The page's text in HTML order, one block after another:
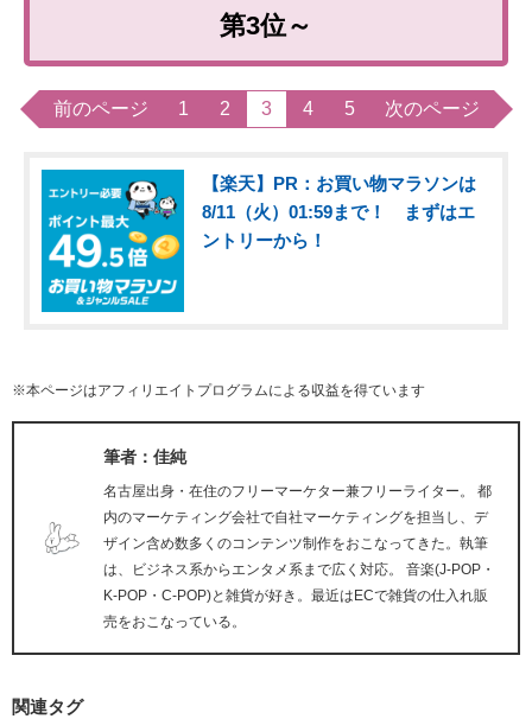
第3位～
前のページ 1 2 3 4 5 次のページ
【楽天】PR：お買い物マラソンは
8/11（火）01:59まで！ まずはエ
ントリーから！
※本ページはアフィリエイトプログラムによる収益を得ています
筆者：佳純
名古屋出身・在住のフリーマーケター兼フリーライター。 都
内のマーケティング会社で自社マーケティングを担当し、デ
ザイン含め数多くのコンテンツ制作をおこなってきた。執筆
は、ビジネス系からエンタメ系まで広く対応。 音楽(J-POP・
K-POP・C-POP)と雑貨が好き。最近はECで雑貨の仕入れ販
売をおこなっている。
関連タグ